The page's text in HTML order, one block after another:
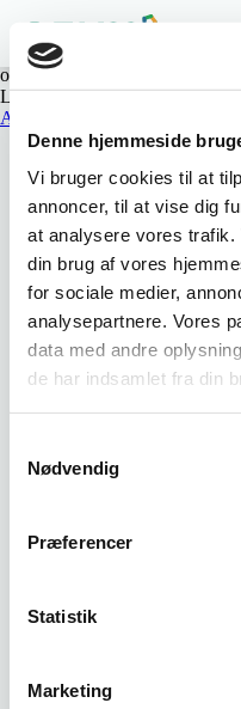
Denne hjemmeside
Vi bruger cookies til at
annoncer, til at vise dig
at analysere vores trafik.
din brug af vores
for sociale medier,
analysepartnere. Vores
data med andre
de har indsamlet fra din
Nødvendig
Præferencer
Statistik
Marketing
Start Date
ons, 11/05/2025 - 09:45
Link
Arrangementet er afholdt, men